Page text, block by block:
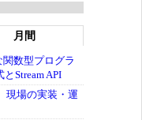
月間
数型プログラ
Stream API
現場の実装・運